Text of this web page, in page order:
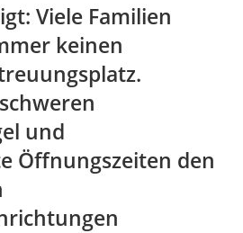
Viele Familien
keinen
und
Öffnungszeiten den